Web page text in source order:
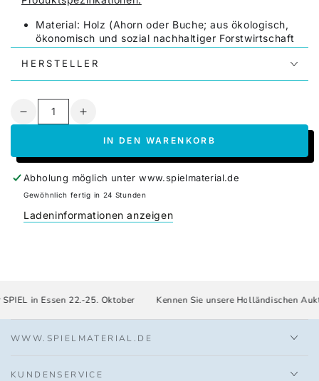
Material: Holz (Ahorn oder Buche; aus ökologisch,
ökonomisch und sozial nachhaltiger Forstwirtschaft
PEFC, FSC zertifiziert)
Farben: Lacke auf wasserlöslicher Basis
Sicherheitsnorm EN-71 (Sicherheit von Spielzeug),
zudem Richtlinie 2005/84/EG (Phthalate)
Gewicht: 95 gr. pro Set
Preis: pro Set
HERSTELLER
Anzahl
Verringere
für
Set
Scheiben
Rechtecke
Erhöhe
Menge
für
Set
Scheiben
Rechtecke
IN DEN WARENKORB
Abholung möglich unterwww.spielmaterial.de
Gewöhnlich fertig in 24 Stunden
Ladeninformationen anzeigen
in Essen 22.-25. Oktober Kennen Sie unsere Holländischen
WWW.SPIELMATERIAL.DE
KUNDENSERVICE